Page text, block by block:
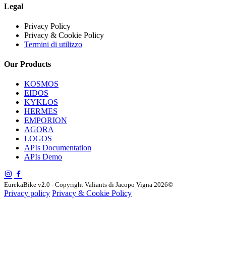
Legal
Privacy Policy
Privacy & Cookie Policy
Termini di utilizzo
Our Products
KOSMOS
EIDOS
KYKLOS
HERMES
EMPORION
AGORA
LOGOS
APIs Documentation
APIs Demo
EurekaBike v2.0 - Copyright Valiants di Jacopo Vigna 2026©
Privacy policy Privacy & Cookie Policy